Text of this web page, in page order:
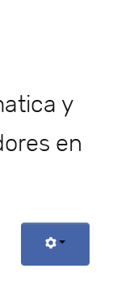
y
en